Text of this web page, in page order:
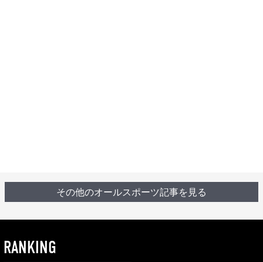
その他のオールスポーツ記事を見る
RANKING